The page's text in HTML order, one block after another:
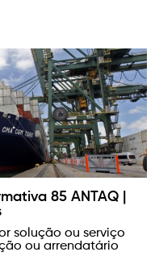
85 ANTAQ |
solução ou serviço
ou arrendatário